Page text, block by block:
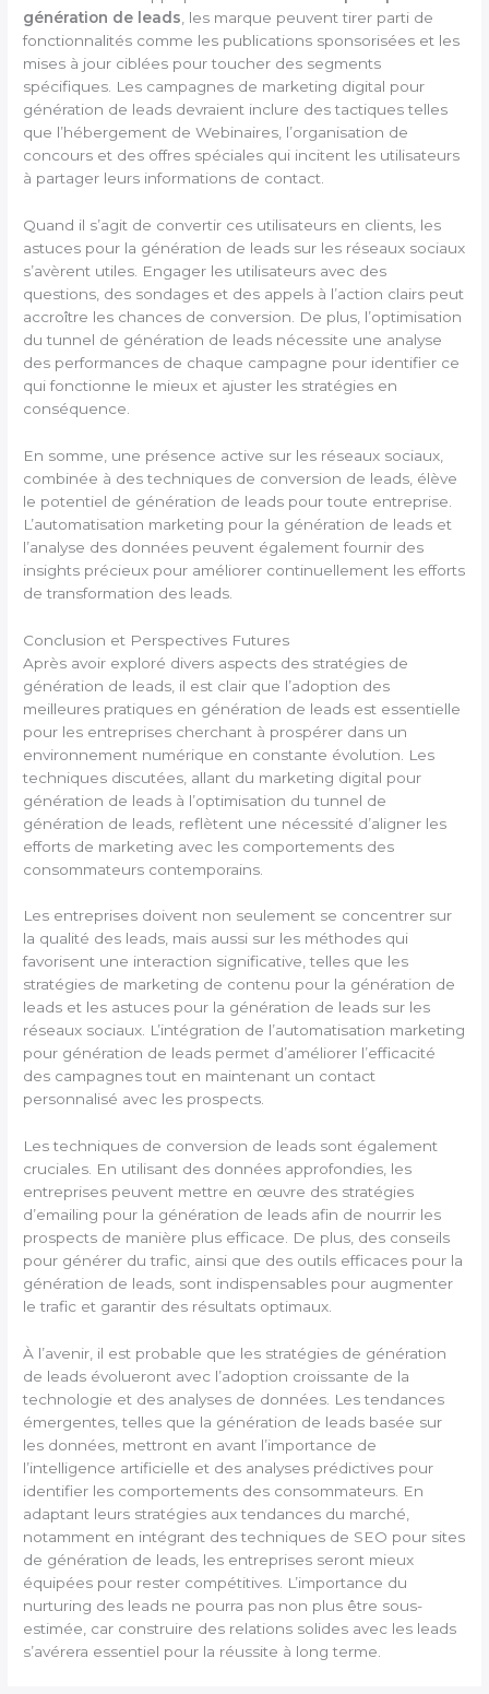
génération de leads , les marque peuvent tirer parti de
fonctionnalités comme les publications sponsorisées et les
mises à jour ciblées pour toucher des segments
spécifiques. Les campagnes de marketing digital pour
génération de leads devraient inclure des tactiques telles
que l’hébergement de Webinaires, l’organisation de
concours et des offres spéciales qui incitent les utilisateurs
à partager leurs informations de contact.
Quand il s’agit de convertir ces utilisateurs en clients, les
astuces pour la génération de leads sur les réseaux sociaux
s’avèrent utiles. Engager les utilisateurs avec des
questions, des sondages et des appels à l’action clairs peut
accroître les chances de conversion. De plus, l’optimisation
du tunnel de génération de leads nécessite une analyse
des performances de chaque campagne pour identifier ce
qui fonctionne le mieux et ajuster les stratégies en
conséquence.
En somme, une présence active sur les réseaux sociaux,
combinée à des techniques de conversion de leads, élève
le potentiel de génération de leads pour toute entreprise.
L’automatisation marketing pour la génération de leads et
l’analyse des données peuvent également fournir des
insights précieux pour améliorer continuellement les efforts
de transformation des leads.
Conclusion et Perspectives Futures
Après avoir exploré divers aspects des stratégies de
génération de leads, il est clair que l’adoption des
meilleures pratiques en génération de leads est essentielle
pour les entreprises cherchant à prospérer dans un
environnement numérique en constante évolution. Les
techniques discutées, allant du marketing digital pour
génération de leads à l’optimisation du tunnel de
génération de leads, reflètent une nécessité d’aligner les
efforts de marketing avec les comportements des
consommateurs contemporains.
Les entreprises doivent non seulement se concentrer sur
la qualité des leads, mais aussi sur les méthodes qui
favorisent une interaction significative, telles que les
stratégies de marketing de contenu pour la génération de
leads et les astuces pour la génération de leads sur les
réseaux sociaux. L’intégration de l’automatisation marketing
pour génération de leads permet d’améliorer l’efficacité
des campagnes tout en maintenant un contact
personnalisé avec les prospects.
Les techniques de conversion de leads sont également
cruciales. En utilisant des données approfondies, les
entreprises peuvent mettre en œuvre des stratégies
d’emailing pour la génération de leads afin de nourrir les
prospects de manière plus efficace. De plus, des conseils
pour générer du trafic, ainsi que des outils efficaces pour la
génération de leads, sont indispensables pour augmenter
le trafic et garantir des résultats optimaux.
À l’avenir, il est probable que les stratégies de génération
de leads évolueront avec l’adoption croissante de la
technologie et des analyses de données. Les tendances
émergentes, telles que la génération de leads basée sur
les données, mettront en avant l’importance de
l’intelligence artificielle et des analyses prédictives pour
identifier les comportements des consommateurs. En
adaptant leurs stratégies aux tendances du marché,
notamment en intégrant des techniques de SEO pour sites
de génération de leads, les entreprises seront mieux
équipées pour rester compétitives. L’importance du
nurturing des leads ne pourra pas non plus être sous-
estimée, car construire des relations solides avec les leads
s’avérera essentiel pour la réussite à long terme.